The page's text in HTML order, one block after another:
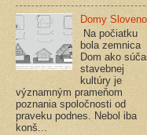
Domy
Na počiatku
bola zemnica
Dom ako
stavebnej
kultúry je
významným prameňom
poznania spoločnosti od
praveku podnes. Nebol iba
konš...